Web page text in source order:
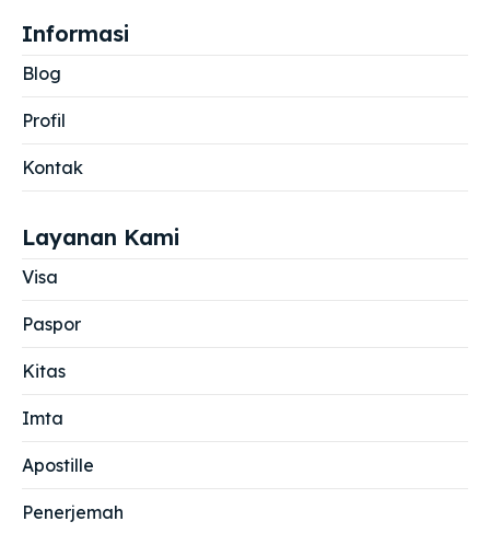
Informasi
Blog
Profil
Kontak
Layanan Kami
Visa
Paspor
Kitas
Imta
Apostille
Penerjemah